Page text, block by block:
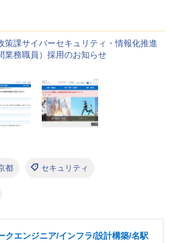
策課サイバーセキュリティ・情報化推進
務職員）採用のお知らせ
都 セキュリティ
クエンジニア/インフラ/設計構築/名駅